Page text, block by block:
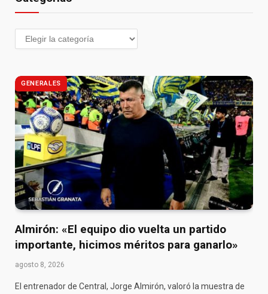
GENERALES
Almirón: «El equipo dio vuelta un partido
importante, hicimos méritos para ganarlo»
agosto 8, 2026
El entrenador de Central, Jorge Almirón, valoró la muestra de